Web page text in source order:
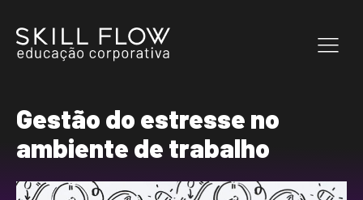
Gestão do estresse no
ambiente de trabalho